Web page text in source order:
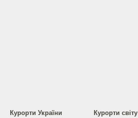
Курорти України Курорти світу